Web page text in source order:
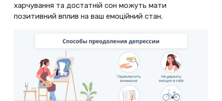
харчування та достатній сон можуть мати
позитивний вплив на ваш емоційний стан.